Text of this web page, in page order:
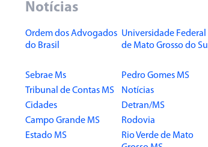
Notícias
Ordem dos Advogados
do Brasil
Universidade Federal
de Mato Grosso do Sul
Sebrae Ms
Pedro Gomes MS
Tribunal de Contas MS
Notícias
Cidades
Detran/MS
Campo Grande MS
Rodovia
Estado MS
Rio Verde de Mato